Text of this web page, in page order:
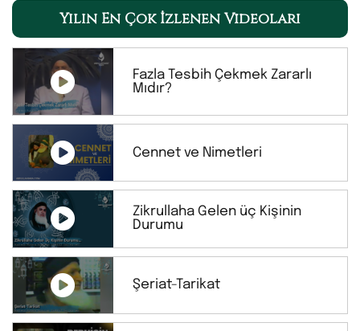
Yılın En Çok İzlenen Videoları
Fazla Tesbih Çekmek Zararlı
Mıdır?
Cennet ve Nimetleri
Zikrullaha Gelen üç Kişinin
Durumu
Şeriat-Tarikat